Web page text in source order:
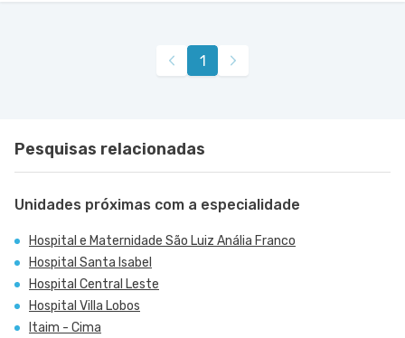
1
Pesquisas relacionadas
Unidades próximas com a especialidade
Hospital e Maternidade São Luiz Anália Franco
Hospital Santa Isabel
Hospital Central Leste
Hospital Villa Lobos
Itaim - Cima